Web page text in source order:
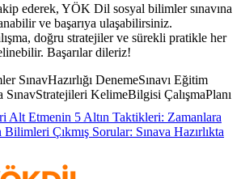
ederek, YÖK Dil sosyal bilimler sınavına
ve başarıya ulaşabilirsiniz.
doğru stratejiler ve sürekli pratikle her
Başarılar dileriz!
SınavHazırlığı DenemeSınavı Eğitim
KelimeBilgisi ÇalışmaPlanı
Alt Etmenin 5 Altın Taktikleri: Zamanlara
Çıkmış Sorular: Sınava Hazırlıkta